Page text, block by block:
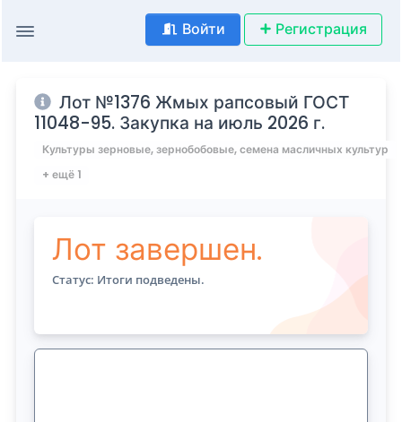
Войти Регистрация
Лот №1376 Жмых рапсовый ГОСТ
11048-95. Закупка на июль 2026 г.
Культуры зерновые, зернобобовые, семена масличных культур
+ ещё 1
Лот завершен.
Статус: Итоги подведены.